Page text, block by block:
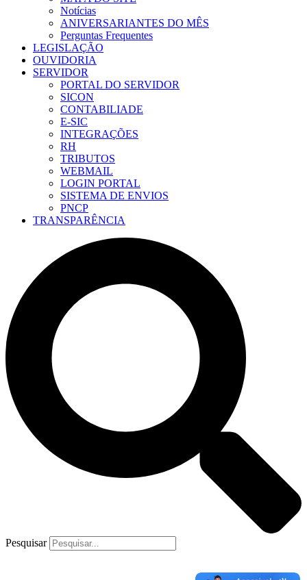
Notícias
ANIVERSARIANTES DO MÊS
Perguntas Frequentes
LEGISLAÇÃO
OUVIDORIA
SERVIDOR
PORTAL DO SERVIDOR
SICON
CONTABILIADE
E-SIC
INTEGRAÇÕES
RH
TRIBUTOS
WEBMAIL
LOGIN PORTAL
SISTEMA DE ENVIOS
PNCP
TRANSPARÊNCIA
Pesquisar